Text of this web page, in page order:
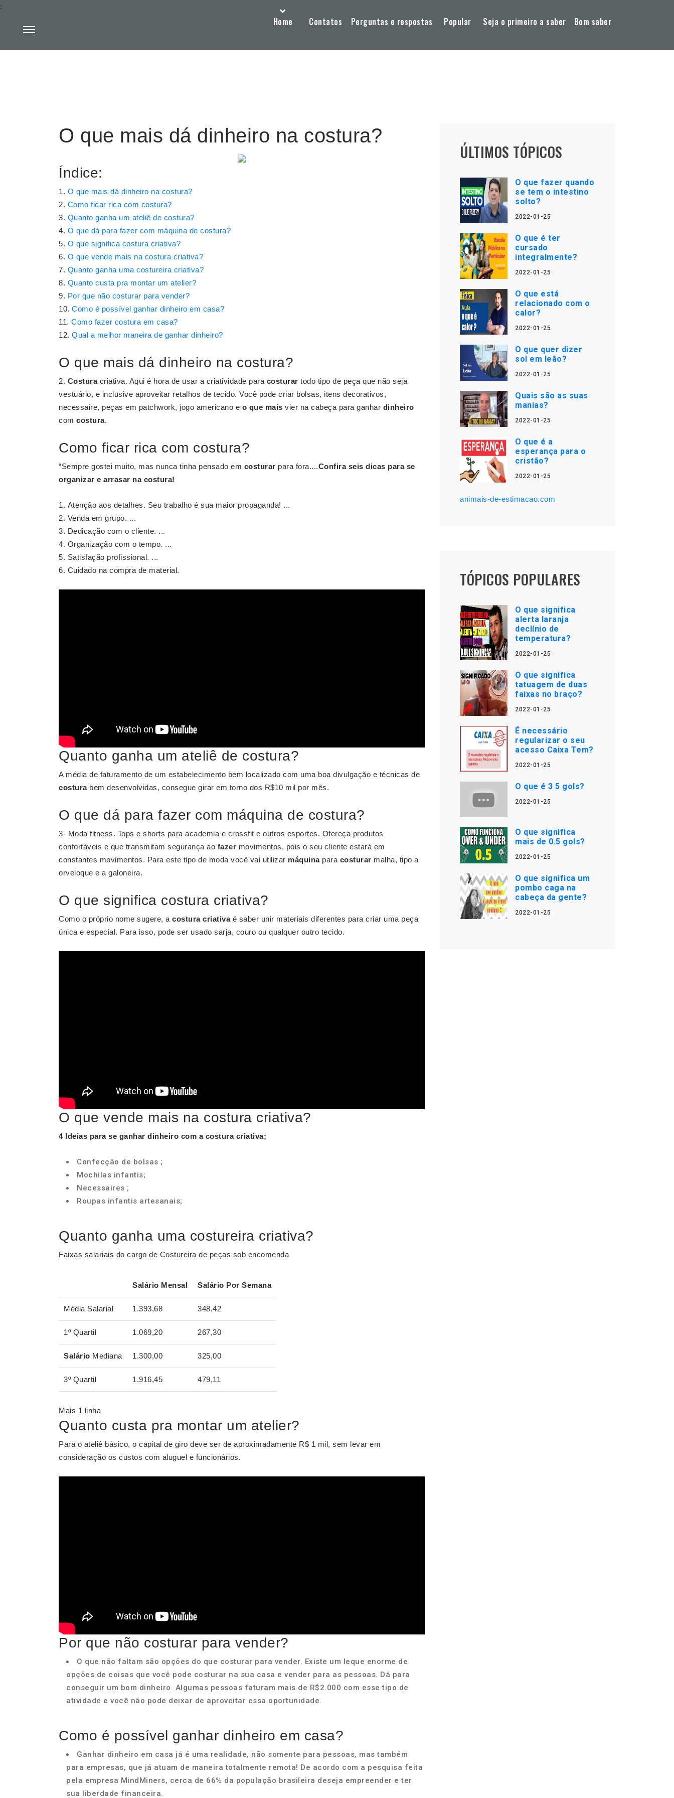
Home Contatos Perguntas e respostas Popular Seja o primeiro a saber Bom saber
:
O que mais dá dinheiro na costura?
Índice:
O que mais dá dinheiro na costura?
Como ficar rica com costura?
Quanto ganha um ateliê de costura?
O que dá para fazer com máquina de costura?
O que significa costura criativa?
O que vende mais na costura criativa?
Quanto ganha uma costureira criativa?
Quanto custa pra montar um atelier?
Por que não costurar para vender?
Como é possível ganhar dinheiro em casa?
Como fazer costura em casa?
Qual a melhor maneira de ganhar dinheiro?
O que mais dá dinheiro na costura?
2. Costuracriativa. Aqui é hora de usar a criatividade para costurar todo tipo de peça que não seja
vestuário, e inclusive aproveitar retalhos de tecido. Você pode criar bolsas, itens decorativos,
necessaire, peças em patchwork, jogo americano e o que mais vier na cabeça para ganhar dinheiro
com costura.
Como ficar rica com costura?
“Sempre gostei muito, mas nunca tinha pensado em costurar para fora....Confira seis dicas para se
organizar e arrasar na costura!
Atenção aos detalhes. Seu trabalho é sua maior propaganda! ...
Venda em grupo. ...
Dedicação com o cliente. ...
Organização com o tempo. ...
Satisfação profissional. ...
Cuidado na compra de material.
Quanto ganha um ateliê de costura?
A média de faturamento de um estabelecimento bem localizado com uma boa divulgação e técnicas de
costurabem desenvolvidas, consegue girar em torno dos R$10 mil por mês.
O que dá para fazer com máquina de costura?
3- Moda fitness. Tops e shorts para academia e crossfit e outros esportes. Ofereça produtos
confortáveis e que transmitam segurança ao fazer movimentos, pois o seu cliente estará em
constantes movimentos. Para este tipo de moda você vai utilizar máquinapara costurar malha, tipo a
orveloque e a galoneira.
O que significa costura criativa?
Como o próprio nome sugere, a costura criativaé saber unir materiais diferentes para criar uma peça
única e especial. Para isso, pode ser usado sarja, couro ou qualquer outro tecido.
O que vende mais na costura criativa?
4 Ideias para se ganhar dinheiro com a costura criativa;
Confecção de bolsas ;
Mochilas infantis;
Necessaires ;
Roupas infantis artesanais;
Quanto ganha uma costureira criativa?
Faixas salariais do cargo de Costureira de peças sob encomenda
Salário Mensal Salário Por Semana
Média Salarial 1.393,68 348,42
1º Quartil 1.069,20 267,30
Salário Mediana 1.300,00 325,00
3º Quartil 1.916,45 479,11
Mais 1 linha
Quanto custa pra montar um atelier?
Para o ateliê básico, o capital de giro deve ser de aproximadamente R$ 1 mil, sem levar em
consideração os custos com aluguel e funcionários.
Por que não costurar para vender?
O que não faltam são opções do que costurar para vender. Existe um leque enorme de
opções de coisas que você pode costurar na sua casa e vender para as pessoas. Dá para
conseguir um bom dinheiro. Algumas pessoas faturam mais de R$2.000 com esse tipo de
atividade e você não pode deixar de aproveitar essa oportunidade.
Como é possível ganhar dinheiro em casa?
Ganhar dinheiro em casa já é uma realidade, não somente para pessoas, mas também
para empresas, que já atuam de maneira totalmente remota! De acordo com a pesquisa feita
pela empresa MindMiners, cerca de 66% da população brasileira deseja empreender e ter
sua liberdade financeira.
ÚLTIMOS TÓPICOS
O que fazer quando
se tem o intestino
solto?
2022-01-25
O que é ter
cursado
integralmente?
2022-01-25
O que está
relacionado com o
calor?
2022-01-25
O que quer dizer
sol em leão?
2022-01-25
Quais são as suas
manias?
2022-01-25
O que é a
esperança para o
cristão?
2022-01-25
animais-de-estimacao.com
TÓPICOS POPULARES
O que significa
alerta laranja
declínio de
temperatura?
2022-01-25
O que significa
tatuagem de duas
faixas no braço?
2022-01-25
É necessário
regularizar o seu
acesso Caixa Tem?
2022-01-25
O que é 3 5 gols?
2022-01-25
O que significa
mais de 0.5 gols?
2022-01-25
O que significa um
pombo caga na
cabeça da gente?
2022-01-25